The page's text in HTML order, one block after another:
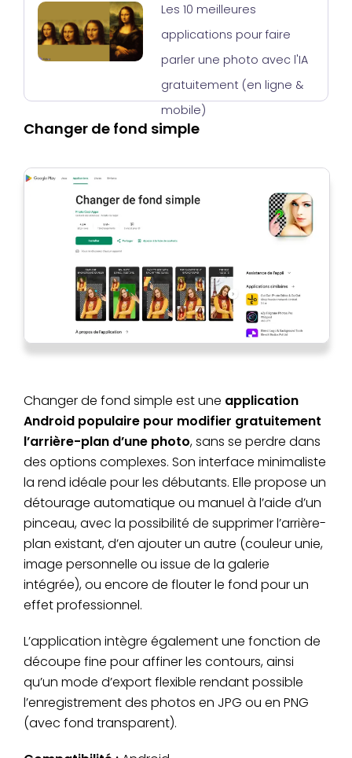
Les 10 meilleures
applications pour faire
parler une photo avec l'IA
gratuitement (en ligne &
mobile)
Changer de fond simple
Changer de fond simple est une application
Android populaire pour modifier gratuitement
l’arrière-plan d’une photo, sans se perdre dans
des options complexes. Son interface minimaliste
la rend idéale pour les débutants. Elle propose un
détourage automatique ou manuel à l’aide d’un
pinceau, avec la possibilité de supprimer l’arrière-
plan existant, d’en ajouter un autre (couleur unie,
image personnelle ou issue de la galerie
intégrée), ou encore de flouter le fond pour un
effet professionnel.
L’application intègre également une fonction de
découpe fine pour affiner les contours, ainsi
qu’un mode d’export flexible rendant possible
l’enregistrement des photos en JPG ou en PNG
(avec fond transparent).